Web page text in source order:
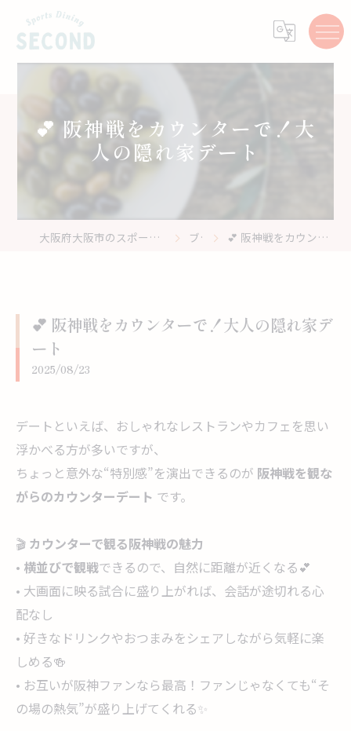
💕 阪神戦をカウンターで！大
人の隠れ家デート
大阪府大阪市のスポーツバーはスポーツ居酒屋 Second ブログ 💕 阪神戦をカウンターで！大人の隠れ家デート
💕 阪神戦をカウンターで！大人の隠れ家デ
ート
2025/08/23
デートといえば、おしゃれなレストランやカフェを思い
浮かべる方が多いですが、
ちょっと意外な“特別感”を演出できるのが 阪神戦を観な
がらのカウンターデート です。
🎬 カウンターで観る阪神戦の魅力
• 横並びで観戦できるので、自然に距離が近くなる💕
• 大画面に映る試合に盛り上がれば、会話が途切れる心
配なし
• 好きなドリンクやおつまみをシェアしながら気軽に楽
しめる🍻
• お互いが阪神ファンなら最高！ファンじゃなくても“そ
の場の熱気”が盛り上げてくれる✨